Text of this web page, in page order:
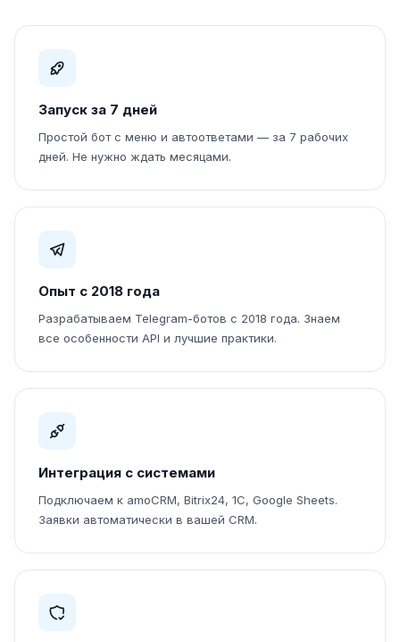
Запуск за 7 дней
Простой бот с меню и автоответами — за 7 рабочих
дней. Не нужно ждать месяцами.
Опыт с 2018 года
Разрабатываем Telegram-ботов с 2018 года. Знаем
все особенности API и лучшие практики.
Интеграция с системами
Подключаем к amoCRM, Bitrix24, 1С, Google Sheets.
Заявки автоматически в вашей CRM.